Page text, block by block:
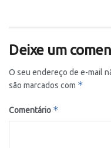
Deixe um
O seu endereço de e-mail
são marcados com *
Comentário *